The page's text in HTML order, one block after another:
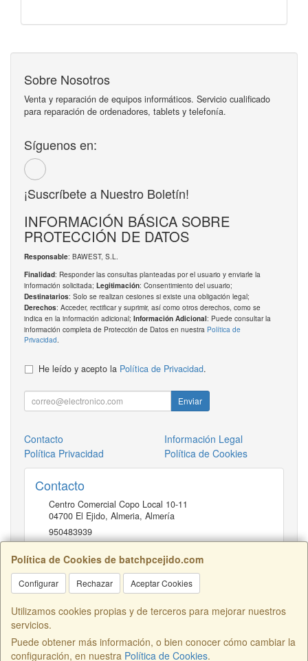
Política de Cookies de batchpcejido.com
Configurar Rechazar Aceptar Cookies
Utilizamos cookies propias y de terceros para mejorar nuestros
servicios.
Puede obtener más información, o bien conocer cómo cambiar la
configuración, en nuestra Política de Cookies.
Sobre Nosotros
Venta y reparación de equipos informáticos. Servicio cualificado
para reparación de ordenadores, tablets y telefonía.
Síguenos en:
¡Suscríbete a Nuestro Boletín!
INFORMACIÓN BÁSICA SOBRE
PROTECCIÓN DE DATOS
Responsable: BAWEST, S.L.
Finalidad: Responder las consultas planteadas por el usuario y enviarle la
información solicitada; Legitimación: Consentimiento del usuario;
Destinatarios: Solo se realizan cesiones si existe una obligación legal;
Derechos: Acceder, rectificar y suprimir, así como otros derechos, como se
indica en la información adicional; Información Adicional: Puede consultar la
información completa de Protección de Datos en nuestra Política de
Privacidad
He leído y acepto la Política de Privacidad.
Enviar
Contacto
Información Legal
Política Privacidad
Política de Cookies
Contacto
Centro Comercial Copo Local 10-11
04700 El Ejido, Almeria, Almería
950483939
Horario
10 a 22H
Centro Comercial Copo Local 46, 04700, Almería, España. - C.I.F.: